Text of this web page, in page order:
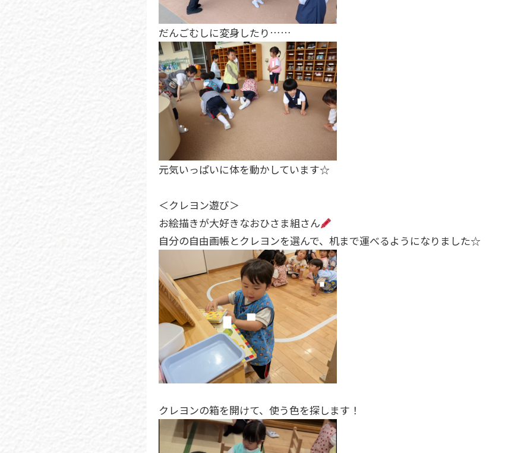
だんごむしに変身したり……
元気いっぱいに体を動かしています☆
＜クレヨン遊び＞
お絵描きが大好きなおひさま組さん
自分の自由画帳とクレヨンを選んで、机まで運べるようになりました☆
クレヨンの箱を開けて、使う色を探します！